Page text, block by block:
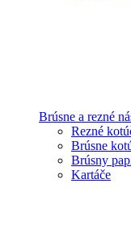
Brúsne a rezné
Rezné
Brúsne
Brúsny
Kartáče